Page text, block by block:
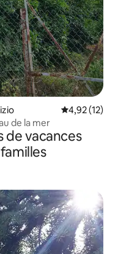
Évaluation
4,92 (12)
de la mer
de vacances